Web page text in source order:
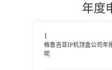
年度
1
格鲁吉亚IP机顶盒公司年
呢